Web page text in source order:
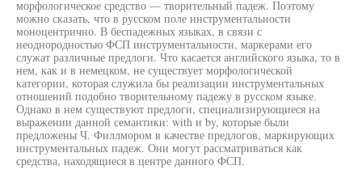
морфологическое средство — творительный падеж. Поэтому
можно сказать, что в русском поле инструментальности
моноцентрично. В беспадежных языках, в связи с
неоднородностью ФСП инструментальности, маркерами его
служат различные предлоги. Что касается английского языка, то в
нем, как и в немецком, не существует морфологической
категории, которая служила бы реализации инструментальных
отношений подобно творительному падежу в русском языке.
Однако в нем существуют предлоги, специализирующиеся на
выражении данной семантики: with и by, которые были
предложены Ч. Филлмором в качестве предлогов, маркирующих
инструментальных падеж. Они могут рассматриваться как
средства, находящиеся в центре данного ФСП.